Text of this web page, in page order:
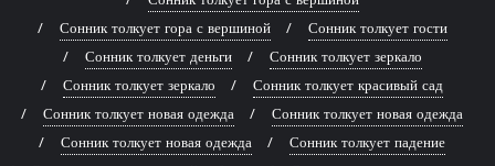
Сонник толкует гора с вершиной
Сонник толкует гости
Сонник толкует деньги
Сонник толкует зеркало
Сонник толкует зеркало
Сонник толкует красивый сад
Сонник толкует новая одежда
Сонник толкует новая одежда
Сонник толкует новая одежда
Сонник толкует падение